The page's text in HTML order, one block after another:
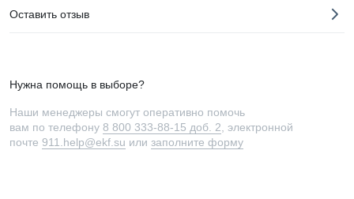
Оставить отзыв
Нужна помощь в выборе?
Наши менеджеры смогут оперативно помочь
вам по телефону 8 800 333-88-15 доб. 2 , электронной
почте 911.help@ekf.su или заполните форму